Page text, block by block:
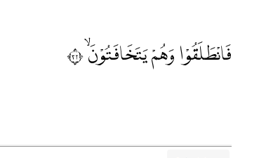
فَانْطَلَقُوْا وَهُمْ يَتَخَافَتُوْنَۙ ٢٣